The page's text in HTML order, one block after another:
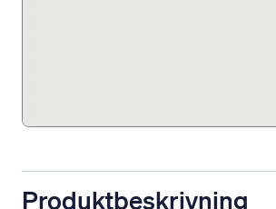
Produktbeskrivning